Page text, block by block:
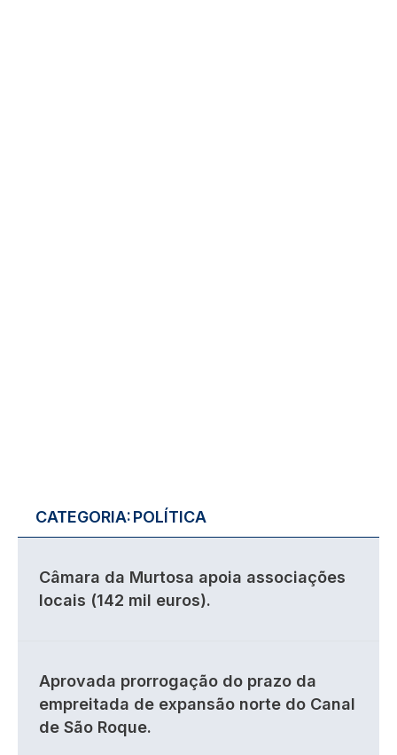
CATEGORIA:POLÍTICA
Câmara da Murtosa apoia associações
locais (142 mil euros).
Aprovada prorrogação do prazo da
empreitada de expansão norte do Canal
de São Roque.